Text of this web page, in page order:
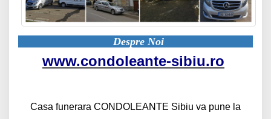
Despre Noi
www.condoleante-sibiu.ro
Casa funerara CONDOLEANTE Sibiu va pune la